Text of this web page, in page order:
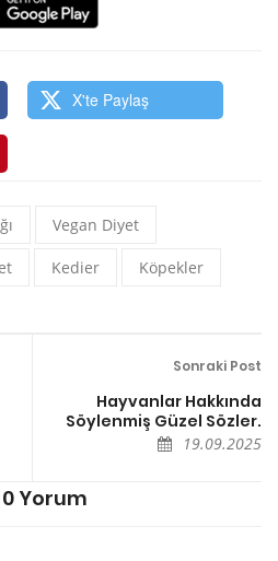
X'te Paylaş
Vegan Diyet
Kedier Köpekler
Sonraki Post
Hayvanlar Hakkında
Söylenmiş Güzel Sözler.
19.09.2025
0 Yorum